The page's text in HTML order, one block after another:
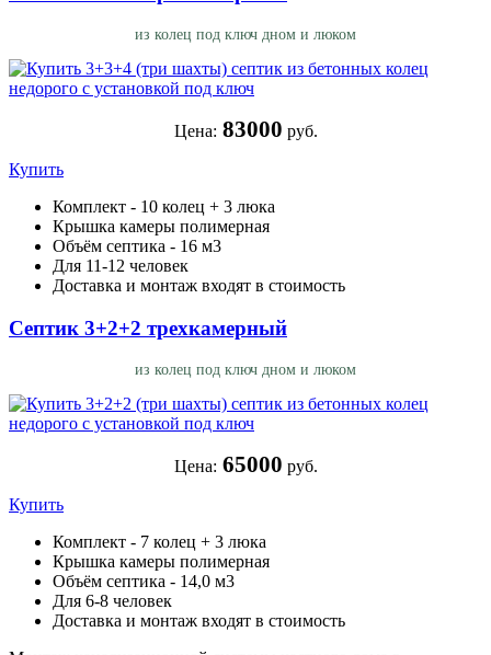
из колец под ключ дном и люком
Цена: 83000 руб.
Купить
Комплект - 10 колец + 3 люка
Крышка камеры полимерная
Объём септика - 16 м3
Для 11-12 человек
Доставка и монтаж входят в стоимость
Септик 3+2+2 трехкамерный
из колец под ключ дном и люком
Цена: 65000 руб.
Купить
Комплект - 7 колец + 3 люка
Крышка камеры полимерная
Объём септика - 14,0 м3
Для 6-8 человек
Доставка и монтаж входят в стоимость